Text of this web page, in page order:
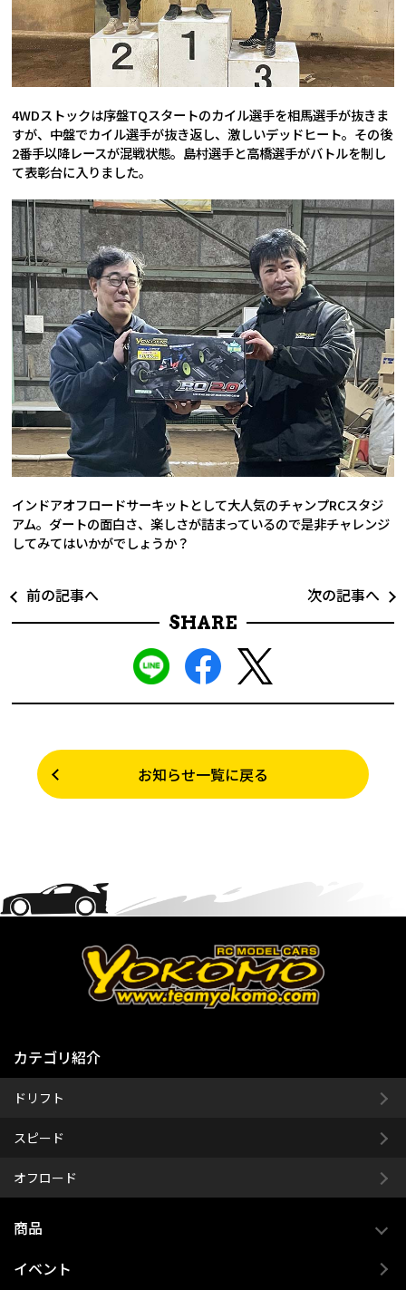
4WDストックは序盤TQスタートのカイル選手を相馬選手が抜きま
すが、中盤でカイル選手が抜き返し、激しいデッドヒート。その後
2番手以降レースが混戦状態。島村選手と高橋選手がバトルを制し
て表彰台に入りました。
インドアオフロードサーキットとして大人気のチャンプRCスタジ
アム。ダートの面白さ、楽しさが詰まっているので是非チャレンジ
してみてはいかがでしょうか？
前の記事へ
次の記事へ
SHARE
お知らせ一覧に戻る
カテゴリ紹介
ドリフト
スピード
オフロード
商品
イベント